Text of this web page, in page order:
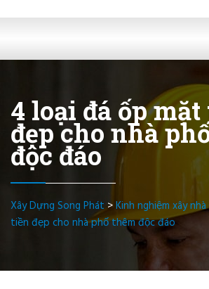
4 loại đá ốp
đẹp cho nhà
độc đáo
Xây Dựng Song Phát>Kinh nghiệm xây nhà
tiền đẹp cho nhà phố thêm độc đáo